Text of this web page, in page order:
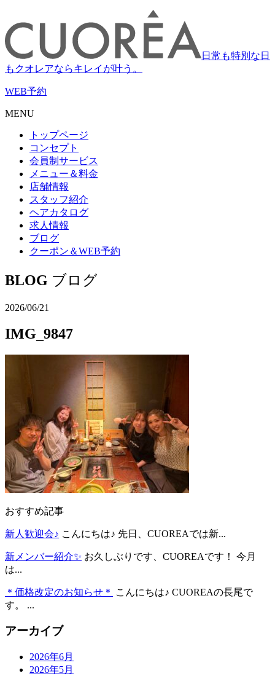
日常も特別な日
もクオレアならキレイが叶う。
WEB予約
MENU
トップページ
コンセプト
会員制サービス
メニュー＆料金
店舗情報
スタッフ紹介
ヘアカタログ
求人情報
ブログ
クーポン＆WEB予約
BLOG ブログ
2026/06/21
IMG_9847
おすすめ記事
新人歓迎会♪ こんにちは♪ 先日、CUOREAでは新...
新メンバー紹介✨ お久しぶりです、CUOREAです！ 今月
は...
＊価格改定のお知らせ＊
こんにちは♪ CUOREAの長尾で
す。 ...
アーカイブ
2026年6月
2026年5月